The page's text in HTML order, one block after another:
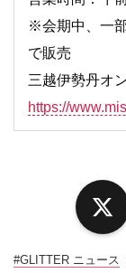
※会期中、一
で販売
三越伊勢丹オ
https://
#GLITTER ニュース